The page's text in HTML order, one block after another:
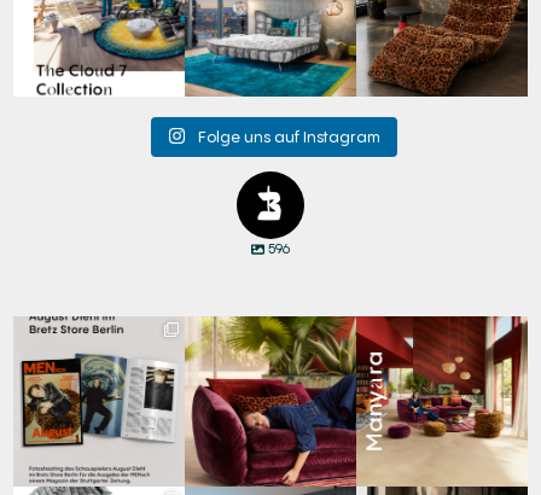
62 1 149 3 204 4
Folge uns auf Instagram
596
Zwischen Charakter
und Design:
Schauspieler August...
31 5
Den Kopf anlehnen. Die
Gedanken auf Reisen ...
67 1
Manyara. Inspiriert von
der Weite Afrikas....
59 2